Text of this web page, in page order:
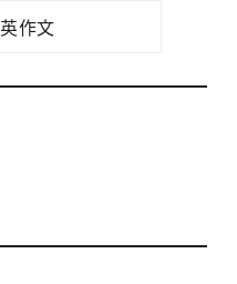
英作文